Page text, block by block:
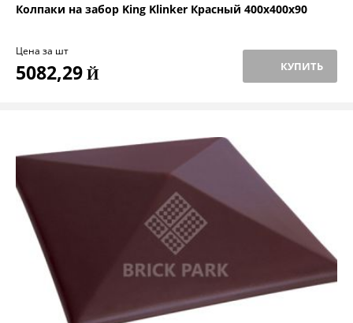
Колпаки на забор King Klinker Красный 400x400x90
Цена за шт
5082,29 Й КУПИТЬ